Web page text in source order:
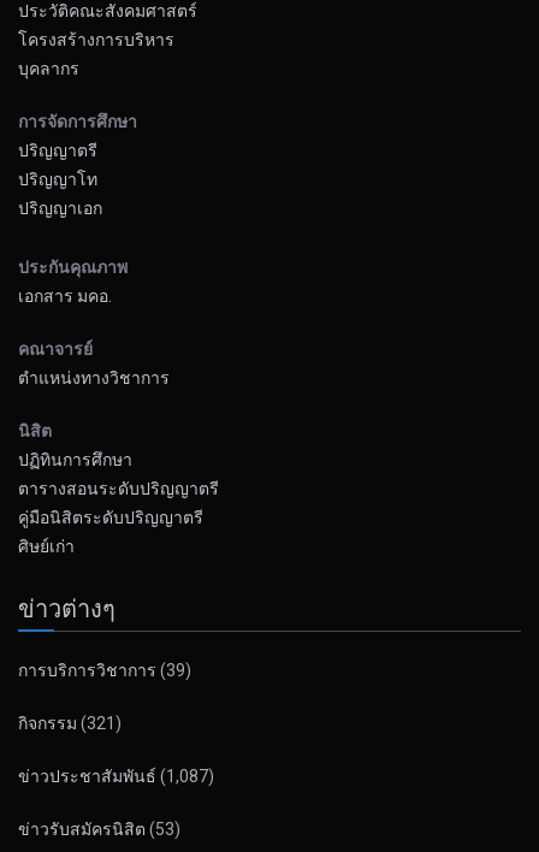
ประวัติคณะสังคมศาสตร์
โครงสร้างการบริหาร
บุคลากร
การจัดการศึกษา
ปริญญาตรี
ปริญญาโท
ปริญญาเอก
ประกันคุณภาพ
เอกสาร มคอ.
คณาจารย์
ตำแหน่งทางวิชาการ
นิสิต
ปฏิทินการศึกษา
ตารางสอนระดับปริญญาตรี
คู่มือนิสิตระดับปริญญาตรี
ศิษย์เก่า
ข่าวต่างๆ
การบริการวิชาการ (39)
กิจกรรม (321)
ข่าวประชาสัมพันธ์ (1,087)
ข่าวรับสมัครนิสิต (53)